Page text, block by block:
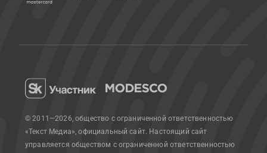
© 2011—2026, общество с ограниченной ответственностью
«Текст Медиа», официальный сайт. Настоящий сайт
управляется обществом с ограниченной ответственностью